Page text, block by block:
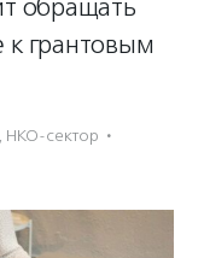
обращать
к грантовым
, НКО-сектор ·